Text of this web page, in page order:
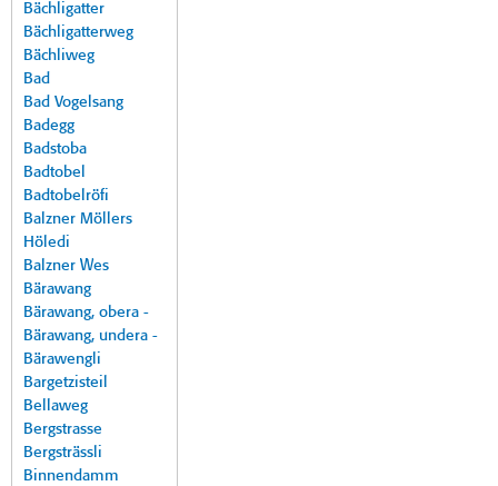
Bächligatter
Bächligatterweg
Bächliweg
Bad
Bad Vogelsang
Badegg
Badstoba
Badtobel
Badtobelröfi
Balzner Möllers
Höledi
Balzner Wes
Bärawang
Bärawang, obera -
Bärawang, undera -
Bärawengli
Bargetzisteil
Bellaweg
Bergstrasse
Bergsträssli
Binnendamm